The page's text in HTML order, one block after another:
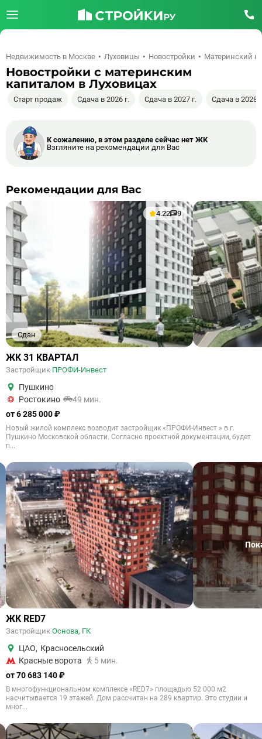
Недвижимость в Москве Луховицы Новостройки Материнский
Новостройки c материнским
капиталом в Луховицах
Старт продаж Сдача в 2026 г. Сдача в 2027 г. Сдача в 2028
К сожалению, в этом разделе сейчас нет ЖК
Взгляните на рекомендации для Вас
Рекомендации для Вас
Сдан
4.22 9
ЖК 31 КВАРТАЛ
Застройщик ПРОФИ-Инвест
Пушкино
Ростокино
49 мин.
от 6 285 000 ₽
Новый жилой комплекс возводит застройщик «ПРОФИ-Инвест » в г.
Пушкино Московской области. Согласно проектной документации, будет
п...
ЖК RED7
Застройщик Основа, ГК
ЦАО, Красносельский
Красные ворота
5 мин.
от 70 683 140 ₽
В многофункциональном комплексе «RED7» площадью 52 000 м2
насчитывается 19 этажей. Дом рассчитан на 289 квартир. Это студии и
мног...